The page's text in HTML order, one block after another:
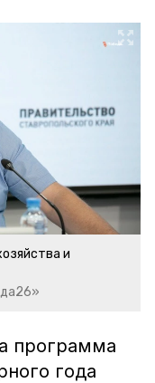
и
программа
года